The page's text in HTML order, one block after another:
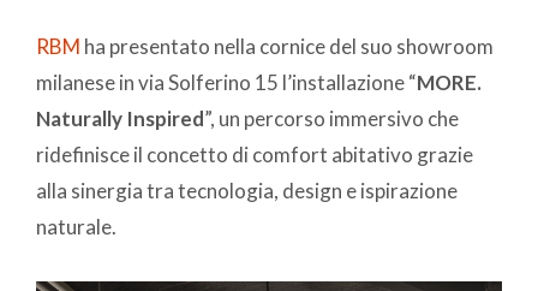
RBM ha presentato nella cornice del suo showroom
milanese in via Solferino 15 l’installazione “MORE.
Naturally Inspired”, un percorso immersivo che
ridefinisce il concetto di comfort abitativo grazie
alla sinergia tra tecnologia, design e ispirazione
naturale.